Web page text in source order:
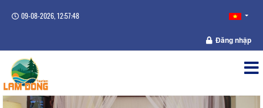
09-08-2026, 12:57:48
Đăng nhập